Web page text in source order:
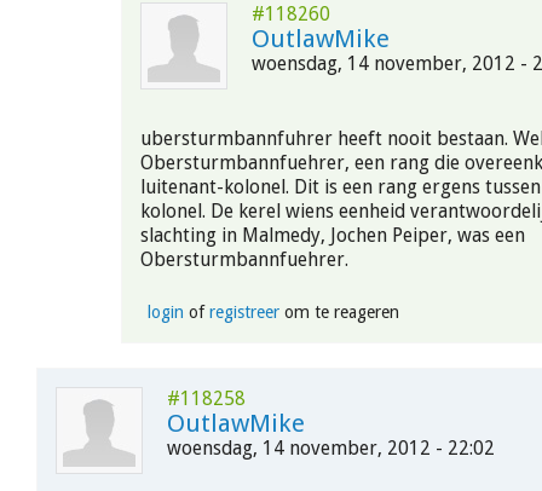
#118260
OutlawMike
woensdag, 14 november, 2012 -
ubersturmbannfuhrer heeft nooit bestaan.
Obersturmbannfuehrer, een rang die
luitenant-kolonel. Dit is een rang ergens
kolonel. De kerel wiens eenheid
slachting in Malmedy, Jochen Peiper, was een
Obersturmbannfuehrer.
login ofregistreerom te reageren
#118258
OutlawMike
woensdag, 14 november, 2012 - 22:02